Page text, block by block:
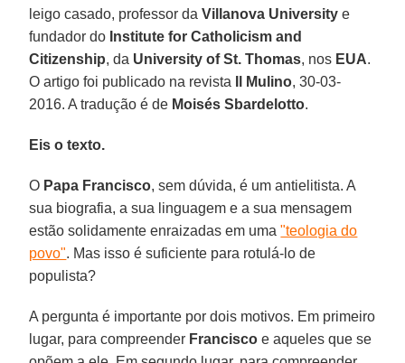
leigo casado, professor daVillanova University e
fundador do Institute for Catholicism and
Citizenship, da University of St. Thomas, nos EUA.
O artigo foi publicado na revista
Il Mulino, 30-03-
2016. A tradução é de Moisés Sbardelotto.
Eis o texto.
O Papa Francisco, sem dúvida, é um antielitista. A
sua biografia, a sua linguagem e a sua mensagem
estão solidamente enraizadas em uma"teologia do
povo". Mas isso é suficiente para rotulá-lo de
populista?
A pergunta é importante por dois motivos. Em primeiro
lugar, para compreender Francisco e aqueles que se